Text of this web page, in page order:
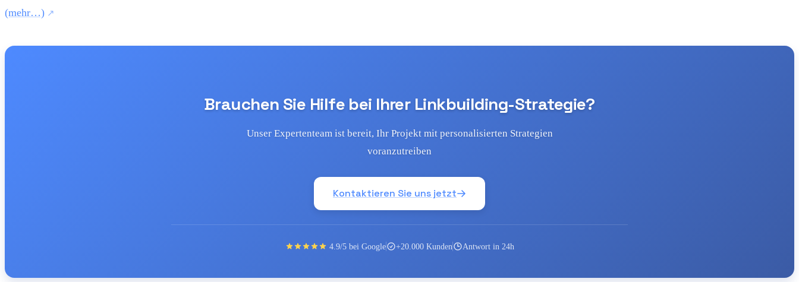
(mehr…)
Brauchen Sie Hilfe bei Ihrer Linkbuilding-Strategie?
Unser Expertenteam ist bereit, Ihr Projekt mit personalisierten Strategien
voranzutreiben
Kontaktieren Sie uns jetzt
4.9/5 bei Google +20.000 Kunden Antwort in 24h